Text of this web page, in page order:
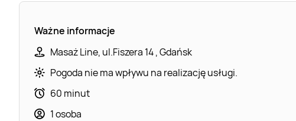
Ważne informacje
Masaż Line, ul.Fiszera 14 , Gdańsk
Pogoda nie ma wpływu na realizację usługi.
60 minut
1 osoba